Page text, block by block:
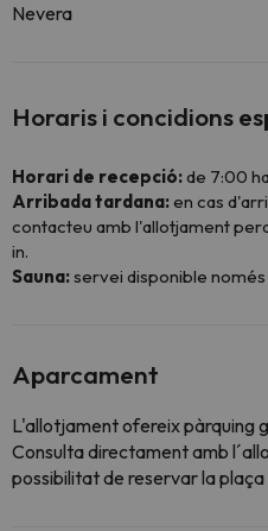
Nevera
Horaris i concidions
Horari de recepció:de 7:00
Arribada tardana:en cas
contacteu amb l'allotjament
in.
Sauna:servei disponible
Aparcament
L'allotjament ofereix pàrquing
Consulta directament amb
possibilitat de reservar la